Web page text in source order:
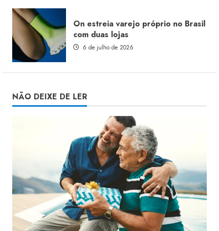
On estreia varejo próprio no Brasil
com duas lojas
6 de julho de 2026
NÃO DEIXE DE LER